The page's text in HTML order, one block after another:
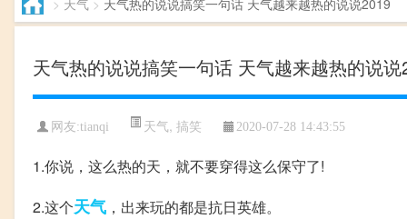
天气热的说说搞笑一句话 天气越来越热的说说
网友:tianqi 天气, 搞笑 2020-07-28 14:43:55
1.你说，这么热的天，就不要穿得这么保守了!
2.这个天气 ，出来玩的都是抗日英雄。